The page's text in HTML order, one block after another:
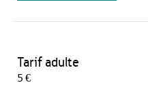
Tarif adulte
5 €